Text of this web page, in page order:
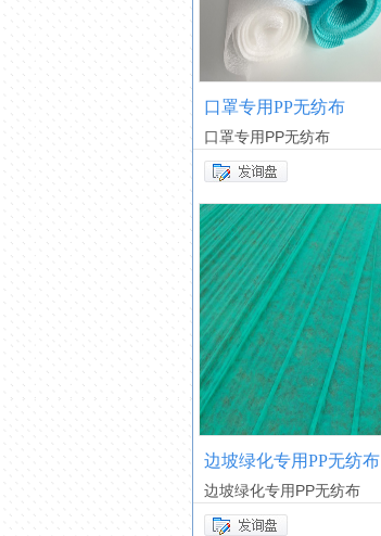
口罩专用PP无纺布
口罩专用PP无纺布
边坡绿化专用PP无纺布
边坡绿化专用PP无纺布